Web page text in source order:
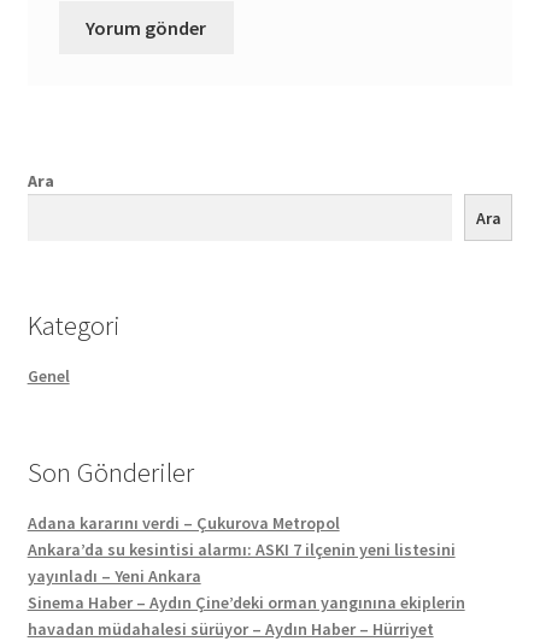
Ara
Ara
Kategori
Genel
Son Gönderiler
Adana kararını verdi – Çukurova Metropol
Ankara’da su kesintisi alarmı: ASKI 7 ilçenin yeni listesini
yayınladı – Yeni Ankara
Sinema Haber – Aydın Çine’deki orman yangınına ekiplerin
havadan müdahalesi sürüyor – Aydın Haber – Hürriyet